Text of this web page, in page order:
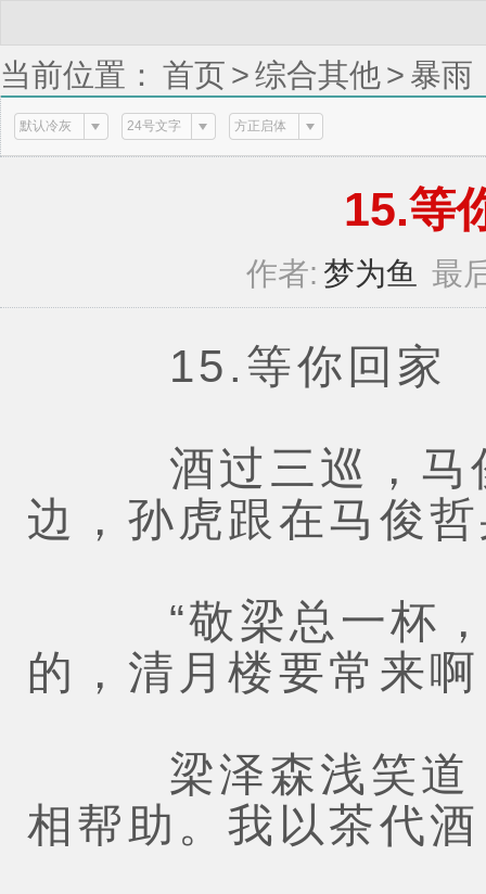
当前位置： 首页 >综合其他> 暴雨
默认冷灰 24号文字 方正启体
15.等
作者: 梦为鱼 最
15.等你回家
酒过三巡，马俊
边，孙虎跟在马俊
“敬梁总一杯，
的，清月楼要常来
梁泽森浅笑道：
相帮助。我以茶代